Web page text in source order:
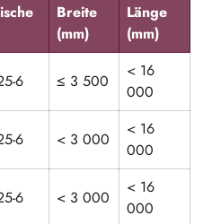
Breite
(mm)
Länge
(mm)
6 ≤ 3 500
< 16
000
6 < 3 000
< 16
000
6 < 3 000
< 16
000